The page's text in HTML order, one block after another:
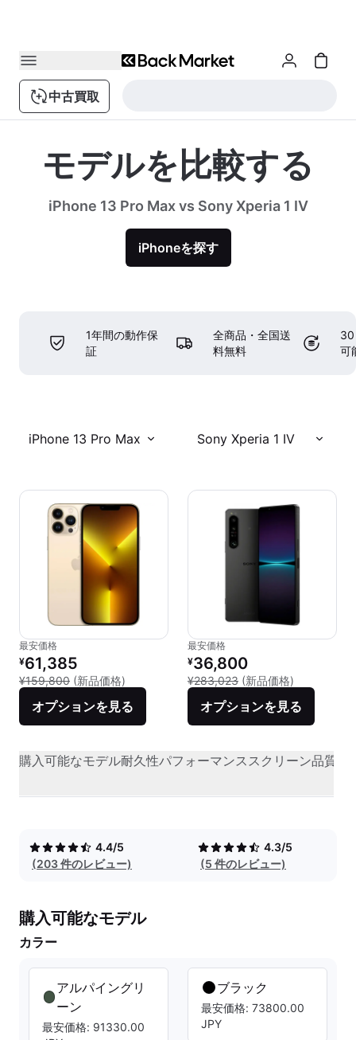
中古買取
モデルを比較する
iPhone 13 Pro Max vs Sony Xperia 1 IV
iPhoneを探す
1年間の動作保
証
全商品・全国送
料無料
30
可
iPhone 13 Pro Max Sony Xperia 1 IV
最安価格
リファービッシュ品の価格：
¥61,385
¥159,800 (新品価格) 新品との比較：¥159,800
オプションを見る
最安価格
リファービッシュ品の価格：
¥36,800
¥283,023 (新品価格)
オプションを見る
購入可能なモデル耐久性パフォーマンススクリーン品質
4.4/5
(203 件のレビュー)
4.3/5
(5 件のレビュー)
購入可能なモデル
カラー
アルパイングリ
ーン
最安価格: 91330.00
ブラック
最安価格: 73800.00
JPY